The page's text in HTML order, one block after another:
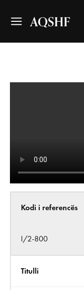
AQSHF
Kodi i referencës
I/2-800
Titulli